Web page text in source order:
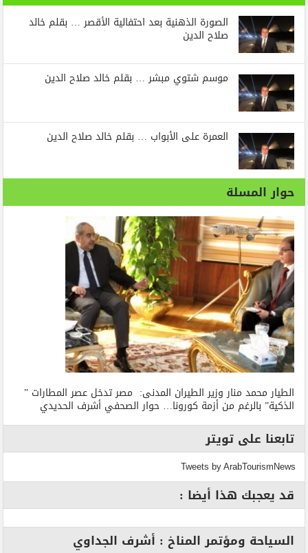
الصورة الذهنية بعد احتفالية الأقصر … بقلم خالد
صلاح الدين
موسم شتوي مبشر … بقلم خالد صلاح الدين
العمرة على الأبواب … بقلم خالد صلاح الدين
حوار المسلة
الطيار محمد منار وزير الطيران المدنى: مصر تدخل عصر المطارات ”
الذكية” بالرغم من أزمة كورونا… حوار الصحفي أشرف الحديدي
تابعنا على تويتر
Tweets by ArabTourismNews
قد يعجبك هذا أيضا :
السياحة ومؤتمر المناخ : أشرف الجداوي